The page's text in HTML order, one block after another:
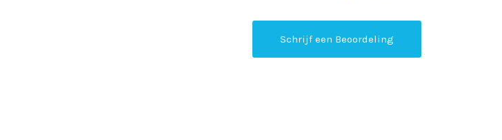
Schrijf een Beoordeling